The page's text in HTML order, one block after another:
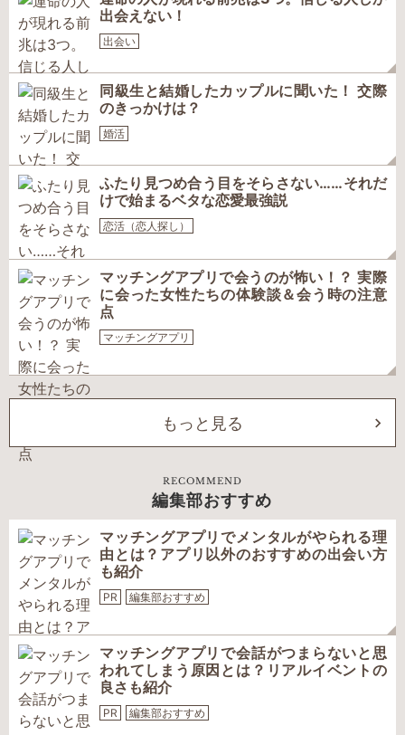
出会えない！
出会い
同級生と結婚したカップルに聞いた！ 交際
のきっかけは？
婚活
ふたり見つめ合う目をそらさない……それだ
けで始まるベタな恋愛最強説
恋活（恋人探し）
マッチングアプリで会うのが怖い！？ 実際
に会った女性たちの体験談＆会う時の注意
点
マッチングアプリ
もっと見る
RECOMMEND
編集部おすすめ
マッチングアプリでメンタルがやられる理
由とは？アプリ以外のおすすめの出会い方
も紹介
PR 編集部おすすめ
マッチングアプリで会話がつまらないと思
われてしまう原因とは？リアルイベントの
良さも紹介
PR 編集部おすすめ